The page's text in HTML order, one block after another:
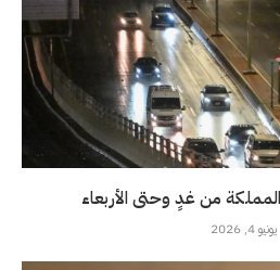
من غدٍ وحتى الأربعاء
يونيو 4, 2026